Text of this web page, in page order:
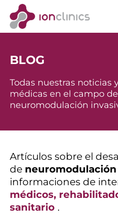
BLOG
Todas nuestras noticias
médicas en el campo
neuromodulación
Artículos sobre el
de neuromodulación
informaciones de
médicos,
sanitario .